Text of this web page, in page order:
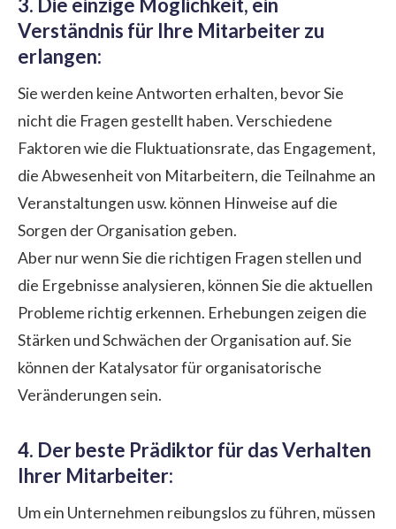
Verständnis für Ihre Mitarbeiter zu
erlangen:
Sie werden keine Antworten erhalten, bevor Sie
nicht die Fragen gestellt haben. Verschiedene
Faktoren wie die Fluktuationsrate, das Engagement,
die Abwesenheit von Mitarbeitern, die Teilnahme an
Veranstaltungen usw. können Hinweise auf die
Sorgen der Organisation geben.
Aber nur wenn Sie die richtigen Fragen stellen und
die Ergebnisse analysieren, können Sie die aktuellen
Probleme richtig erkennen. Erhebungen zeigen die
Stärken und Schwächen der Organisation auf. Sie
können der Katalysator für organisatorische
Veränderungen sein.
4. Der beste Prädiktor für das Verhalten
Ihrer Mitarbeiter:
Um ein Unternehmen reibungslos zu führen, müssen